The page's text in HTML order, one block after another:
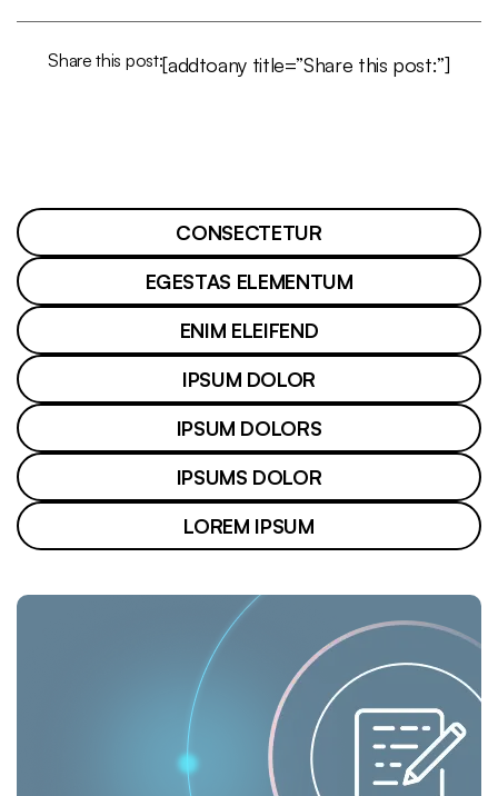
Share this post:[addtoany title=”Share this post:”]
CONSECTETUR
EGESTAS ELEMENTUM
ENIM ELEIFEND
IPSUM DOLOR
IPSUM DOLORS
IPSUMS DOLOR
LOREM IPSUM